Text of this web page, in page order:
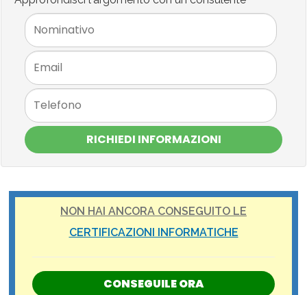
RICHIEDI INFORMAZIONI
NON HAI ANCORA CONSEGUITO LE
CERTIFICAZIONI INFORMATICHE
CONSEGUILE ORA